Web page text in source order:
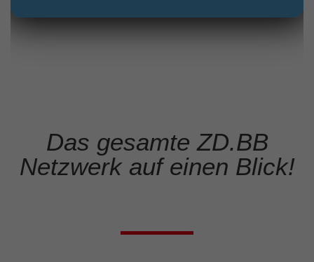
Das gesamte ZD.BB
Netzwerk auf einen Blick!